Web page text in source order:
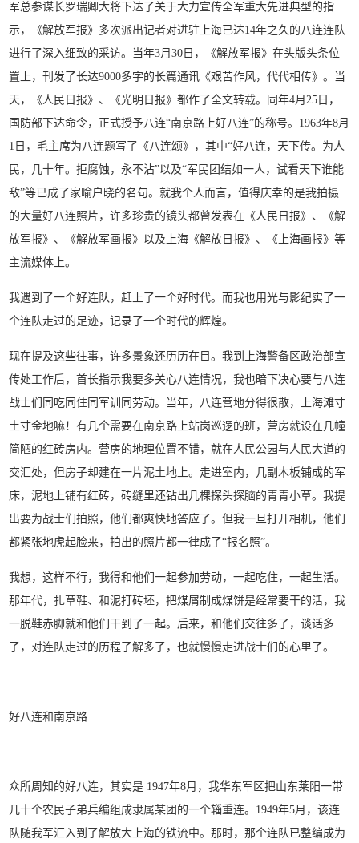
军总参谋长罗瑞卿大将下达了关于大力宣传全军重大先进典型的指
示，《解放军报》多次派出记者对进驻上海已达14年之久的八连连队
进行了深入细致的采访。当年3月30日，《解放军报》在头版头条位
置上，刊发了长达9000多字的长篇通讯《艰苦作风，代代相传》。当
天，《人民日报》、《光明日报》都作了全文转载。同年4月25日，
国防部下达命令，正式授予八连“南京路上好八连”的称号。1963年8月
1日，毛主席为八连题写了《八连颂》，其中“好八连，天下传。为人
民，几十年。拒腐蚀，永不沾”以及“军民团结如一人，试看天下谁能
敌”等已成了家喻户晓的名句。就我个人而言，值得庆幸的是我拍摄
的大量好八连照片，许多珍贵的镜头都曾发表在《人民日报》、《解
放军报》、《解放军画报》以及上海《解放日报》、《上海画报》等
主流媒体上。
我遇到了一个好连队，赶上了一个好时代。而我也用光与影纪实了一
个连队走过的足迹，记录了一个时代的辉煌。
现在提及这些往事，许多景象还历历在目。我到上海警备区政治部宣
传处工作后，首长指示我要多关心八连情况，我也暗下决心要与八连
战士们同吃同住同军训同劳动。当年，八连营地分得很散，上海滩寸
土寸金地嘛！有几个需要在南京路上站岗巡逻的班，营房就设在几幢
简陋的红砖房内。营房的地理位置不错，就在人民公园与人民大道的
交汇处，但房子却建在一片泥土地上。走进室内，几副木板铺成的军
床，泥地上铺有红砖，砖缝里还钻出几棵探头探脑的青青小草。我提
出要为战士们拍照，他们都爽快地答应了。但我一旦打开相机，他们
都紧张地虎起脸来，拍出的照片都一律成了“报名照”。
我想，这样不行，我得和他们一起参加劳动，一起吃住，一起生活。
那年代，扎草鞋、和泥打砖坯，把煤屑制成煤饼是经常要干的活，我
一脱鞋赤脚就和他们干到了一起。后来，和他们交往多了，谈话多
了，对连队走过的历程了解多了，也就慢慢走进战士们的心里了。
好八连和南京路
众所周知的好八连，其实是 1947年8月，我华东军区把山东莱阳一带
几十个农民子弟兵编组成隶属某团的一个辎重连。1949年5月，该连
队随我军汇入到了解放大上海的铁流中。那时，那个连队已整编成为